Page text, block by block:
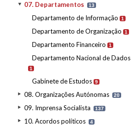
07. Departamentos 13
Departamento de Informação 1
Departamento de Organização 1
Departamento Financeiro 1
Departamento Nacional de Dados
1
Gabinete de Estudos 9
08. Organizações Autónomas 20
09. Imprensa Socialista 137
10. Acordos políticos 4